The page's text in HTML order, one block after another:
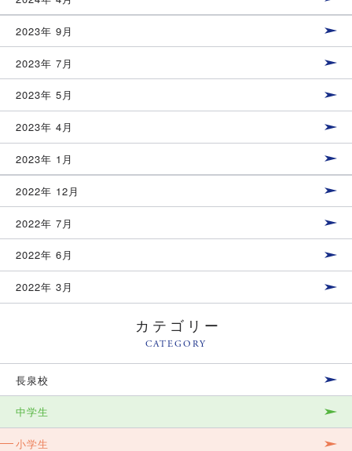
2023年 9月
2023年 7月
2023年 5月
2023年 4月
2023年 1月
2022年 12月
2022年 7月
2022年 6月
2022年 3月
カテゴリー
CATEGORY
長泉校
中学生
小学生